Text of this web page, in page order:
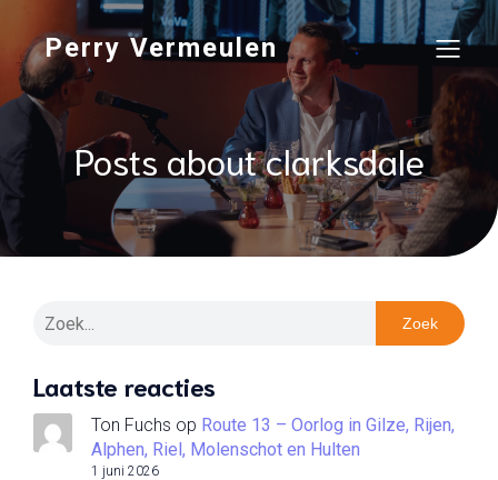
Perry Vermeulen
Posts about clarksdale
Zoek
Laatste reacties
Ton Fuchs op Route 13 – Oorlog in Gilze, Rijen,
Alphen, Riel, Molenschot en Hulten
1 juni 2026